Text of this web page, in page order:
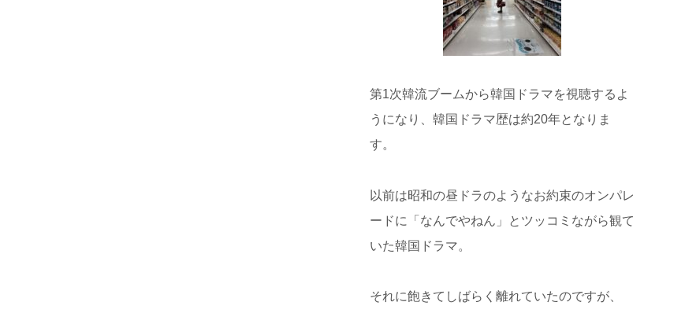
第1次韓流ブームから韓国ドラマを視聴するよ
うになり、韓国ドラマ歴は約20年となりま
す。
以前は昭和の昼ドラのようなお約束のオンパレ
ードに「なんでやねん」とツッコミながら観て
いた韓国ドラマ。
それに飽きてしばらく離れていたのですが、